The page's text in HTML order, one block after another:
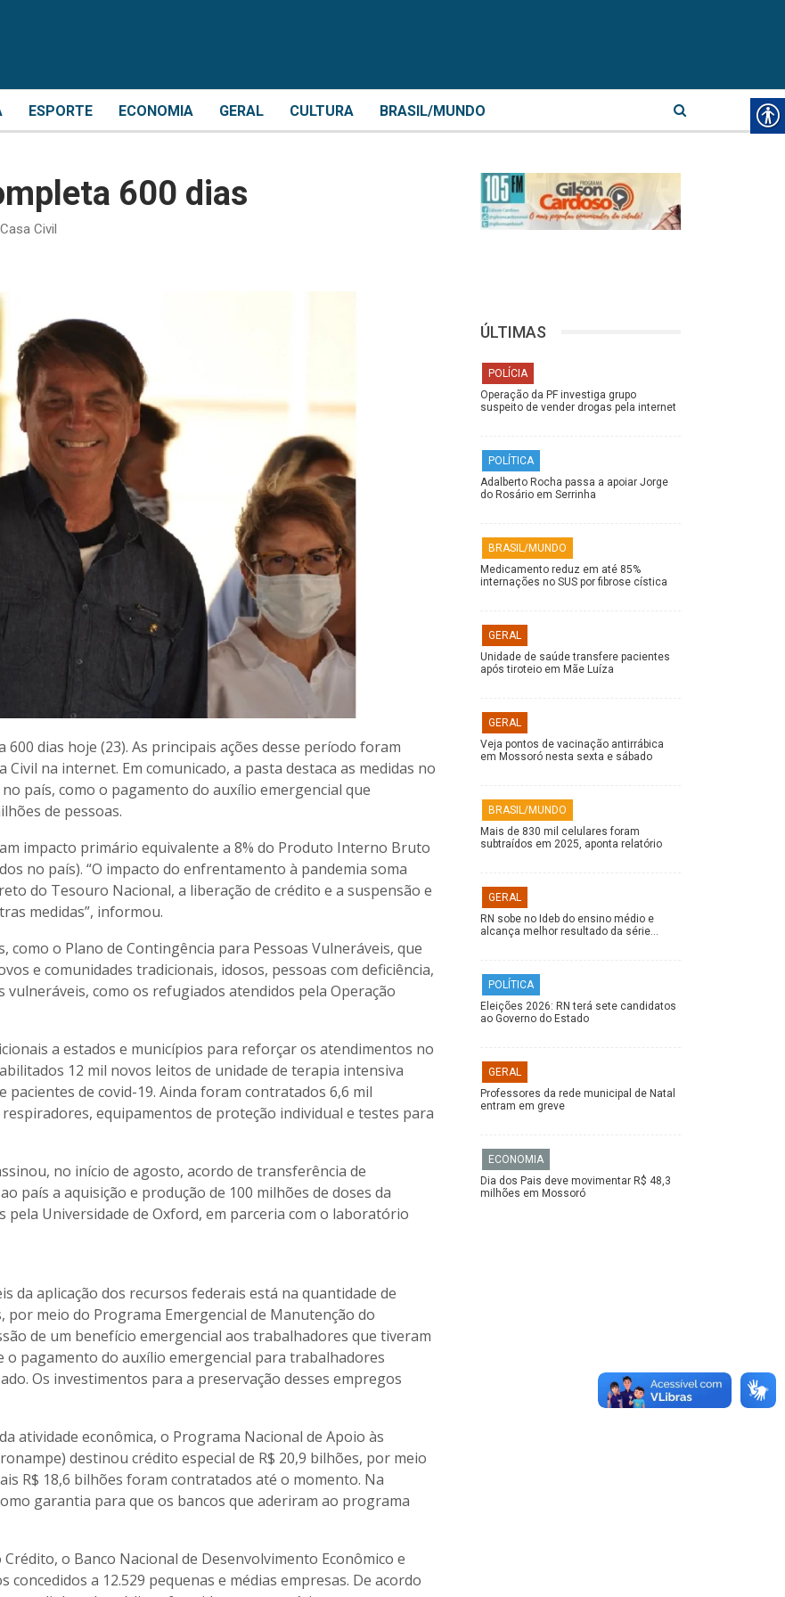
ESPORTE ECONOMIA GERAL CULTURA BRASIL/MUNDO
600 dias
Civil
dias hoje (23). As principais ações desse período foram
Civil na internet. Em comunicado, a pasta destaca as medidas no
país, como o pagamento do auxílio emergencial que
de pessoas.
impacto primário equivalente a 8% do Produto Interno Bruto
no país). “O impacto do enfrentamento à pandemia soma
do Tesouro Nacional, a liberação de crédito e a suspensão e
medidas”, informou.
como o Plano de Contingência para Pessoas Vulneráveis, que
e comunidades tradicionais, idosos, pessoas com deficiência,
como os refugiados atendidos pela Operação
a estados e municípios para reforçar os atendimentos no
12 mil novos leitos de unidade de terapia intensiva
de covid-19. Ainda foram contratados 6,6 mil
equipamentos de proteção individual e testes para
no início de agosto, acordo de transferência de
país a aquisição e produção de 100 milhões de doses da
pela Universidade de Oxford, em parceria com o laboratório
da aplicação dos recursos federais está na quantidade de
meio do Programa Emergencial de Manutenção do
de um benefício emergencial aos trabalhadores que tiveram
pagamento do auxílio emergencial para trabalhadores
Os investimentos para a preservação desses empregos
atividade econômica, o Programa Nacional de Apoio às
destinou crédito especial de R$ 20,9 bilhões, por meio
R$ 18,6 bilhões foram contratados até o momento. Na
garantia para que os bancos que aderiram ao programa
o Banco Nacional de Desenvolvimento Econômico e
concedidos a 12.529 pequenas e médias empresas. De acordo
ÚLTIMAS
POLÍCIA
Operação da PF investiga grupo
suspeito de vender drogas pela internet
POLÍTICA
Adalberto Rocha passa a apoiar Jorge
do Rosário em Serrinha
BRASIL/MUNDO
Medicamento reduz em até 85%
internações no SUS por fibrose cística
GERAL
Unidade de saúde transfere pacientes
após tiroteio em Mãe Luíza
GERAL
Veja pontos de vacinação antirrábica
em Mossoró nesta sexta e sábado
BRASIL/MUNDO
Mais de 830 mil celulares foram
subtraídos em 2025, aponta relatório
GERAL
RN sobe no Ideb do ensino médio e
alcança melhor resultado da série…
POLÍTICA
Eleições 2026: RN terá sete candidatos
ao Governo do Estado
GERAL
Professores da rede municipal de Natal
entram em greve
ECONOMIA
Dia dos Pais deve movimentar R$ 48,3
milhões em Mossoró